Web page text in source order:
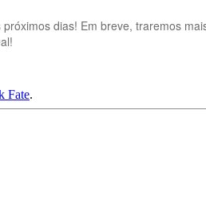
dias! Em breve, traremos
Fate.